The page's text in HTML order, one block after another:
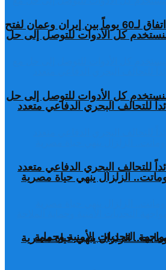
كل الأدوات للتوصل إلى حل
للتحالف البحري الدفاعي متعدد
الزلزال ينهي حياة مصرية
التحديات الأمنية وحماية
إعلان وشيك عن اتفاق لـ60 يوماً بين إيران وعمان لفتح
كل الأدوات للتوصل إلى حل
للتحالف البحري الدفاعي متعدد
الزلزال ينهي حياة مصرية